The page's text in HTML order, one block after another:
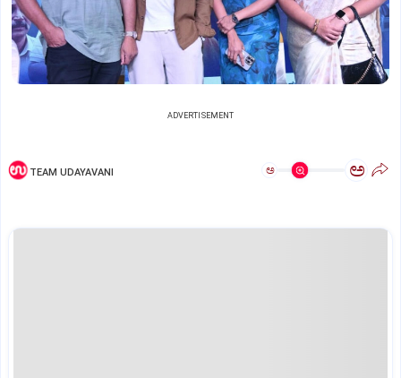
ADVERTISEMENT
TEAM UDAYAVANI ಅ ಅ